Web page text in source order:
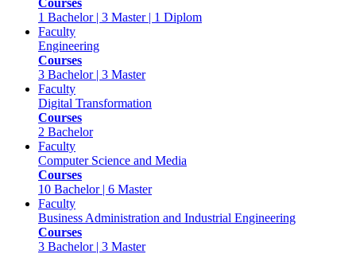
Courses
1 Bachelor | 3 Master | 1 Diplom
Faculty
Engineering
Courses
3 Bachelor | 3 Master
Faculty
Digital Transformation
Courses
2 Bachelor
Faculty
Computer Science and Media
Courses
10 Bachelor | 6 Master
Faculty
Business Administration and Industrial Engineering
Courses
3 Bachelor | 3 Master